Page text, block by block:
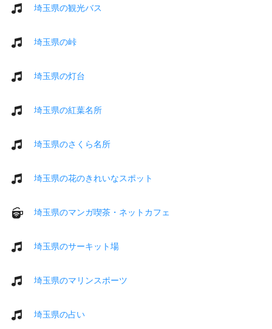
埼玉県の観光バス
埼玉県の峠
埼玉県の灯台
埼玉県の紅葉名所
埼玉県のさくら名所
埼玉県の花のきれいなスポット
埼玉県のマンガ喫茶・ネットカフェ
埼玉県のサーキット場
埼玉県のマリンスポーツ
埼玉県の占い